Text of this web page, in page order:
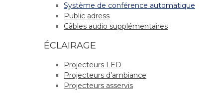
Système de conférence automatique
Public adress
Câbles audio supplémentaires
ÉCLAIRAGE
Projecteurs LED
Projecteurs d’ambiance
Projecteurs asservis